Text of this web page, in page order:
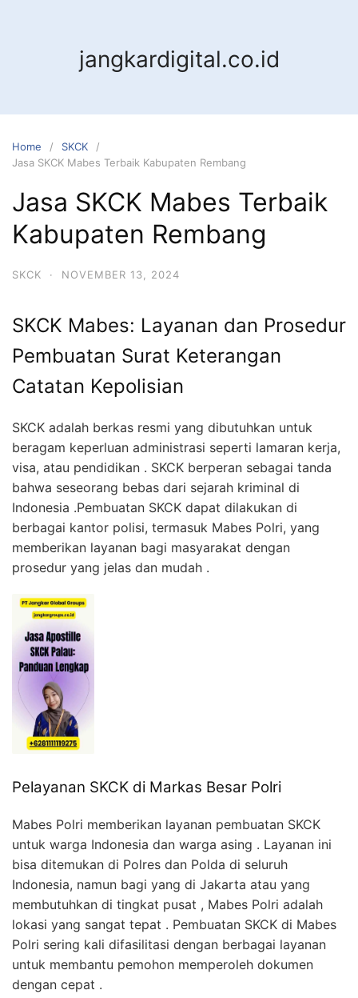
jangkardigital.co.id
Home
SKCK
Jasa SKCK Mabes Terbaik Kabupaten Rembang
Jasa SKCK Mabes Terbaik
Kabupaten Rembang
SKCK · NOVEMBER 13, 2024
SKCK Mabes: Layanan dan Prosedur
Pembuatan Surat Keterangan
Catatan Kepolisian
SKCK adalah berkas resmi yang dibutuhkan untuk
beragam keperluan administrasi seperti lamaran kerja,
visa, atau pendidikan . SKCK berperan sebagai tanda
bahwa seseorang bebas dari sejarah kriminal di
Indonesia .Pembuatan SKCK dapat dilakukan di
berbagai kantor polisi, termasuk Mabes Polri, yang
memberikan layanan bagi masyarakat dengan
prosedur yang jelas dan mudah .
Pelayanan SKCK di Markas Besar Polri
Mabes Polri memberikan layanan pembuatan SKCK
untuk warga Indonesia dan warga asing . Layanan ini
bisa ditemukan di Polres dan Polda di seluruh
Indonesia, namun bagi yang di Jakarta atau yang
membutuhkan di tingkat pusat , Mabes Polri adalah
lokasi yang sangat tepat . Pembuatan SKCK di Mabes
Polri sering kali difasilitasi dengan berbagai layanan
untuk membantu pemohon memperoleh dokumen
dengan cepat .